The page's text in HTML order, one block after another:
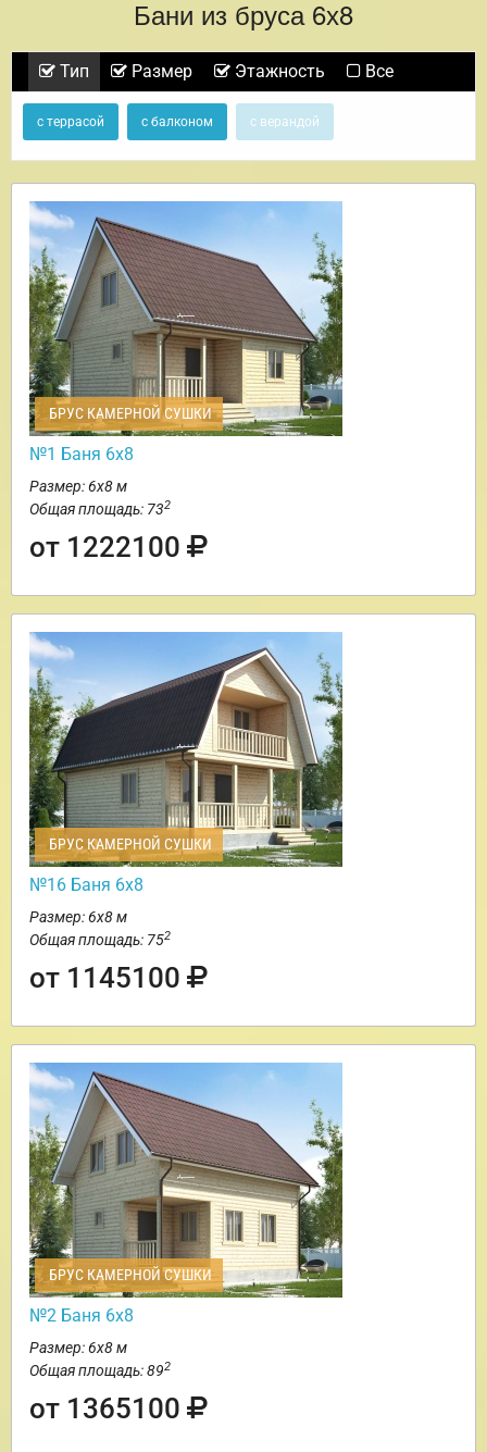
Бани из бруса 6х8
Тип Размер Этажность Все
с террасой с балконом с верандой
БРУС КАМЕРНОЙ СУШКИ
№1 Баня 6х8
Размер: 6х8 м
Общая площадь: 732
от 1222100
БРУС КАМЕРНОЙ СУШКИ
№16 Баня 6х8
Размер: 6х8 м
Общая площадь: 752
от 1145100
БРУС КАМЕРНОЙ СУШКИ
№2 Баня 6х8
Размер: 6х8 м
Общая площадь: 892
от 1365100